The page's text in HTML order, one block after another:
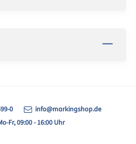
0
info@markingshop.de
Fr, 09:00 - 16:00 Uhr